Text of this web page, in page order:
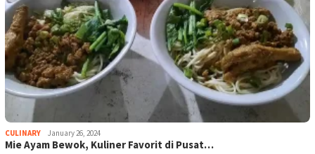
CULINARY January 26, 2024
Mie Ayam Bewok, Kuliner Favorit di Pusat…